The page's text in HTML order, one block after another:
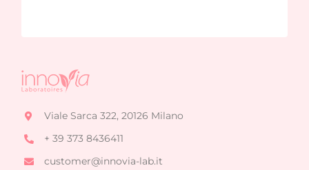
Viale Sarca 322, 20126 Milano
+ 39 373 8436411
customer@innovia-lab.it